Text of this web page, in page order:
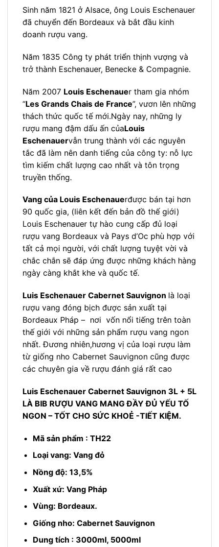
Sinh năm 1821 ở Alsace, ông Louis Eschenauer
đã chuyển đến Bordeaux và bắt đầu kinh
doanh rượu vang.
Năm 1835 Công ty phát triển thịnh vượng và
trở thành Eschenauer, Benecke & Compagnie.
Năm 2007 Louis Eschenauer tham gia nhóm
“Les Grands Chais de France”, vươn lên những
thách thức quốc tế mới.Ngày nay, những ly
rượu mang đậm dấu ấn củaLouis
Eschenauervẫn trung thành với các nguyên
tắc đã làm nên danh tiếng của công ty: nỗ lực
tìm kiếm chất lượng cao nhất và tôn trọng
truyền thống.
Vang của Louis Eschenauerđược bán tại hơn
90 quốc gia, (liên kết đến bản đồ thế giới)
Louis Eschenauer tự hào cung cấp đủ loại
rượu vang Bordeaux và Pays d’Oc phù hợp với
tất cả mọi người, với chất lượng tuyệt vời và
chắc chắn sẽ đáp ứng được những khách hàng
ngày càng khắt khe và quốc tế.
Luis Eschenauer Cabernet Sauvignon là loại
rượu vang đóng bịch được sản xuất tại
Bordeaux Pháp – nơi vốn nổi tiếng trên toàn
thế giới với những sản phẩm rượu vang ngon
nhất. Đương nhiên,hương vị của loại rượu làm
từ giống nho Cabernet Sauvignon cũng được
các chuyên gia về rượu đánh giá rất cao
Luis Eschenauer Cabernet Sauvignon 3L + 5L
LÀ BIB RƯỢU VANG MANG ĐẦY ĐỦ YẾU TỐ
NGON – TỐT CHO SỨC KHOẺ -TIẾT KIỆM.
Mã sản phẩm : TH22
Loại vang: Vang đỏ
Nồng độ: 13,5%
Xuất xứ: Vang Pháp
Vùng: Bordeaux.
Giống nho: Cabernet Sauvignon
Dung tích : 3000ml, 5000ml